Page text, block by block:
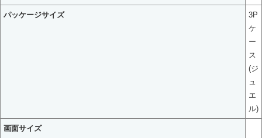
パッケージサイズ
3P
ケ
ー
ス
(ジ
ュ
エ
ル)
画面サイズ